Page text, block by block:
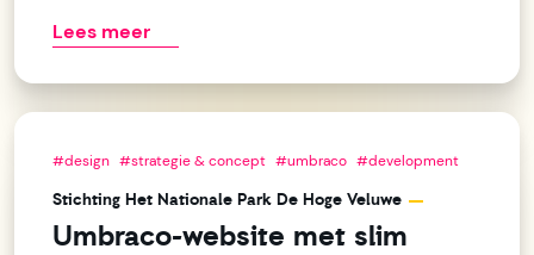
Lees meer
#design #strategie & concept #umbraco #development
Stichting Het Nationale Park De Hoge Veluwe
Umbraco-website met slim